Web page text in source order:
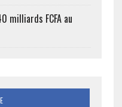
milliards FCFA au